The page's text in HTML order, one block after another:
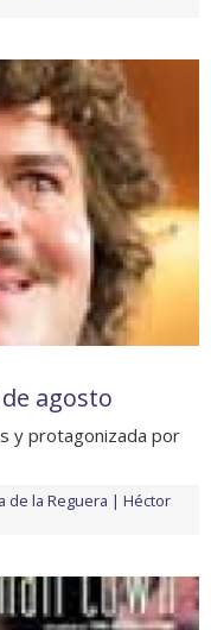
agosto
y protagonizada por
de la Reguera
Héctor